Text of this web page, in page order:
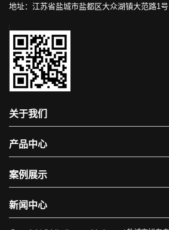
地址：江苏省盐城市盐都区大众湖镇大范路1号
关于我们
产品中心
案例展示
新闻中心